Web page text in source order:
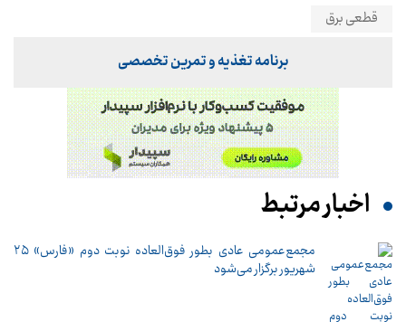
قطعی برق
برنامه تغذیه و تمرین تخصصی
اخبار مرتبط
مجمع‌عمومی عادی بطور فوق‌العاده نوبت دوم «فارس» ۲۵
شهریور برگزار می‌شود